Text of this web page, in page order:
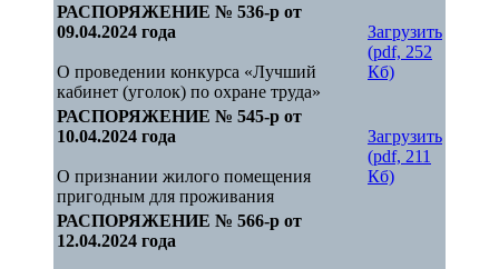
РАСПОРЯЖЕНИЕ № 536-р от
09.04.2024 года
О проведении конкурса «Лучший
кабинет (уголок) по охране труда»
Загрузить
(pdf, 252
Кб)
РАСПОРЯЖЕНИЕ № 545-р от
10.04.2024 года
О признании жилого помещения
пригодным для проживания
Загрузить
(pdf, 211
Кб)
РАСПОРЯЖЕНИЕ № 566-р от
12.04.2024 года